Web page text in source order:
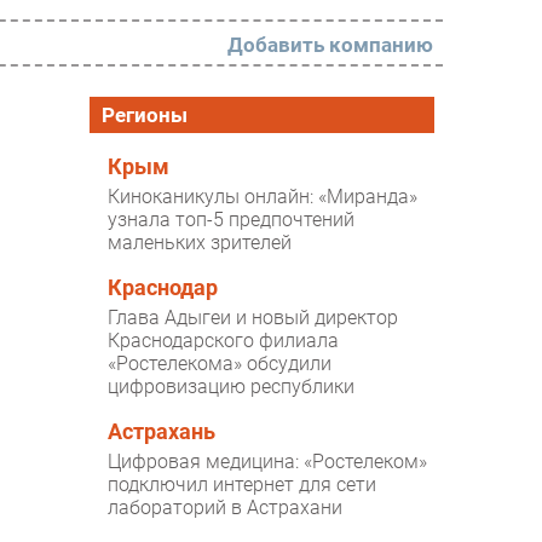
РАЗДЕЛЫ
Новости
Аналитика
Интервью
Мероприятия
Проекты
IT класс
Каталог компаний
Добавить компанию
Регионы
Крым
Киноканикулы онлайн: «Миранда»
узнала топ-5 предпочтений
маленьких зрителей
Краснодар
Глава Адыгеи и новый директор
Краснодарского филиала
«Ростелекома» обсудили
цифровизацию республики
Астрахань
Цифровая медицина: «Ростелеком»
подключил интернет для сети
лабораторий в Астрахани